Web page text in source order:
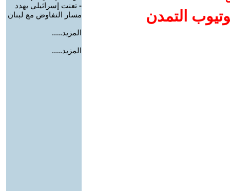
التمدن
- تعنت إسرائيلي يهدد
مسار التفاوض مع لبنان
المزيد.....
المزيد.....